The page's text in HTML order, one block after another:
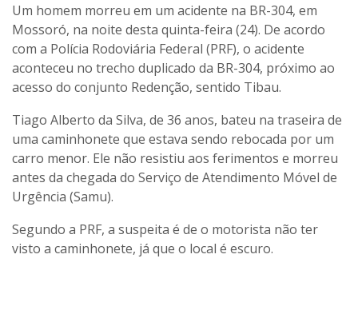
Um homem morreu em um acidente na BR-304, em
Mossoró, na noite desta quinta-feira (24). De acordo
com a Polícia Rodoviária Federal (PRF), o acidente
aconteceu no trecho duplicado da BR-304, próximo ao
acesso do conjunto Redenção, sentido Tibau.
Tiago Alberto da Silva, de 36 anos, bateu na traseira de
uma caminhonete que estava sendo rebocada por um
carro menor. Ele não resistiu aos ferimentos e morreu
antes da chegada do Serviço de Atendimento Móvel de
Urgência (Samu).
Segundo a PRF, a suspeita é de o motorista não ter
visto a caminhonete, já que o local é escuro.